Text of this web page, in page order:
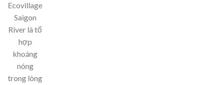
Ecovillage
Saigon
River là tổ
hợp
khoáng
nóng
trong lòng